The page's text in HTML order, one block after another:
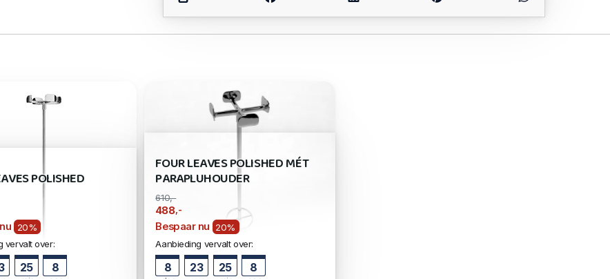
POLISHED
20%
vervalt over:
25 7
FOUR LEAVES POLISHED MÉT
PARAPLUHOUDER
610,-
488,-
Bespaar nu
20%
Aanbieding vervalt over:
8 23 25 7